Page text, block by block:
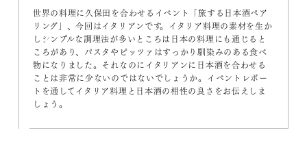
世界の料理に久保田を合わせるイベント「旅する日本酒ペア
リング」、今回はイタリアンです。イタリア料理の素材を生か
しシンプルな調理法が多いところは日本の料理にも通じると
ころがあり、パスタやピッツァはすっかり馴染みのある食べ
物になりました。それなのにイタリアンに日本酒を合わせる
ことは非常に少ないのではないでしょうか。イベントレポー
トを通してイタリア料理と日本酒の相性の良さをお伝えしま
しょう。